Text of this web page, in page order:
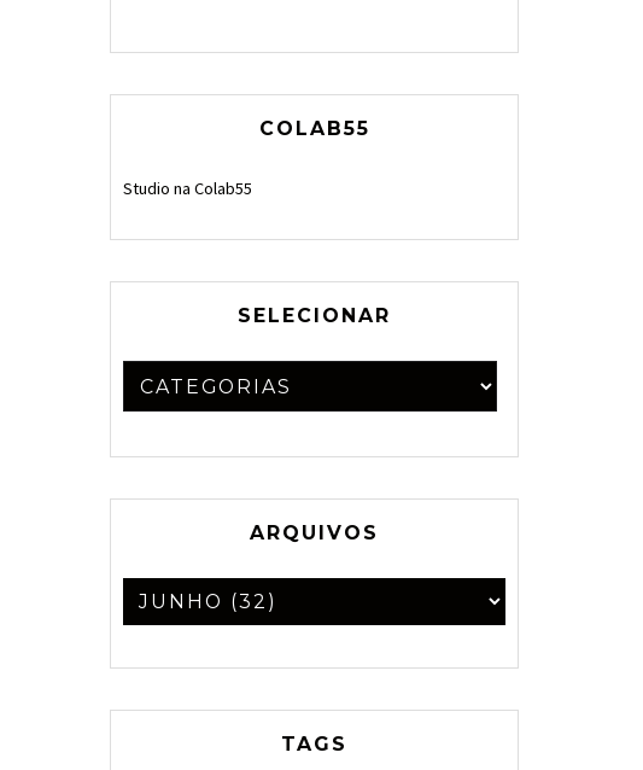
COLAB55
Studio na Colab55
SELECIONAR
ARQUIVOS
TAGS